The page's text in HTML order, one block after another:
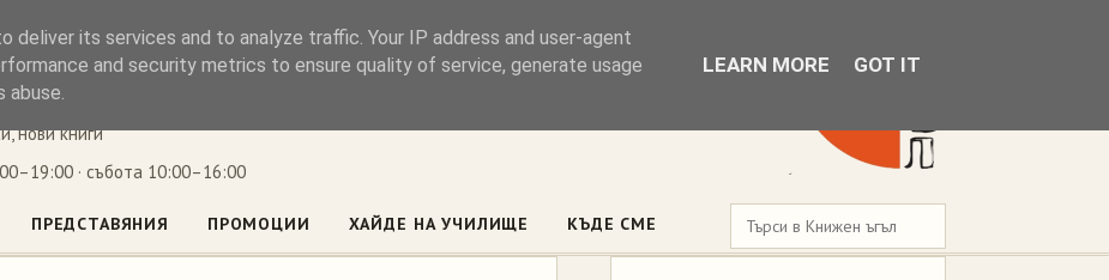
нови книги
· събота 10:00–16:00
ПРЕДСТАВЯНИЯ ПРОМОЦИИ ХАЙДЕ НА УЧИЛИЩЕ КЪДЕ СМЕ
deliver its services and to analyze traffic. Your IP address and user-agent
and security metrics to ensure quality of service, generate usage
abuse.
LEARN MORE GOT IT